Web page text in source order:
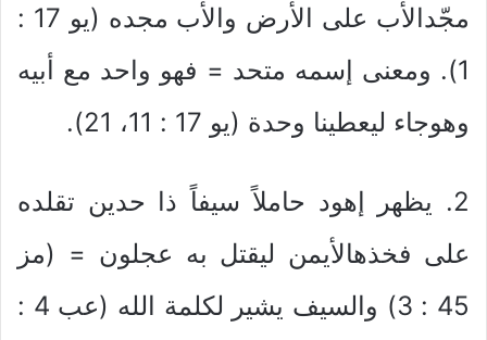
مجّدالأب على الأرض والأب مجده (يو 17 :
1). ومعنى إسمه متحد = فهو واحد مع أبيه
وهوجاء ليعطينا وحدة (يو 17 : 11، 21).
2. يظهر إهود حاملاً سيفاً ذا حدين تقلده
على فخذهالأيمن ليقتل به عجلون = (مز
45 : 3) والسيف يشير لكلمة الله (عب 4 :